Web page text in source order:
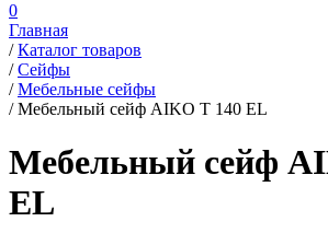
0
Главная
/ Каталог товаров
/ Сейфы
/ Мебельные сейфы
/ Мебельный сейф AIKO T 140 EL
Мебельный сейф
EL